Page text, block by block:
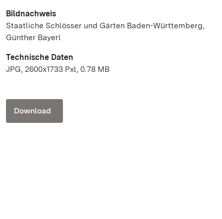
Bildnachweis
Staatliche Schlösser und Gärten Baden-Württemberg,
Günther Bayerl
Technische Daten
JPG, 2600x1733 Pxl, 0.78 MB
Download